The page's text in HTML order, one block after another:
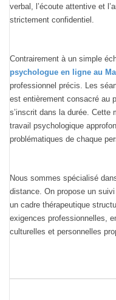
verbal, l’écoute attentive et
strictement confidentiel.
Contrairement à un simple
psychologue en ligne au
professionnel précis. Les
est entièrement consacré au
s’inscrit dans la durée. Cette
travail psychologique
problématiques de chaque
Nous sommes spécialisé
distance. On propose un
un cadre thérapeutique
exigences professionnelles,
culturelles et personnelles